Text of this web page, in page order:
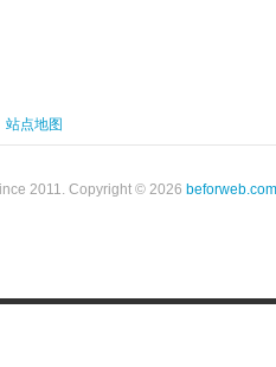
站点地图
2011. Copyright © 2026 beforweb.com